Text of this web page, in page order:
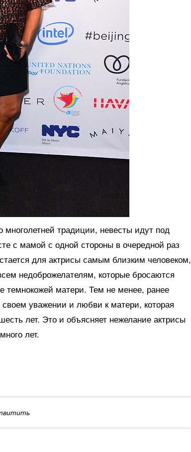
многолетней традиции, невесты идут под
с мамой с одной стороны в очередной раз
для актрисы самым близким человеком,
недоброжелателям, которые бросаются
темнокожей матери. Тем не менее, ранее
своем уважении и любви к матери, которая
лет. Это и объясняет нежелание актрисы
лет.